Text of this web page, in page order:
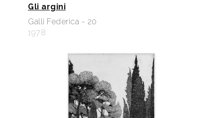
Gli argini
Galli Federica - 20
1978